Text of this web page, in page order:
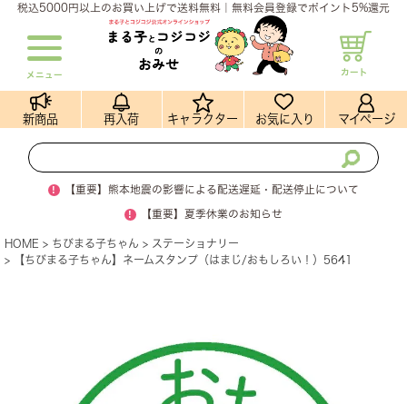
税込5000円以上のお買い上げで送料無料｜無料会員登録でポイント5%還元
メニュー カート
新商品 再入荷 キャラクター お気に入り マイページ
! 【重要】熊本地震の影響による配送遅延・配送停止について
! 【重要】夏季休業のお知らせ
HOME ちびまる子ちゃん
ステーショナリー
【ちびまる子ちゃん】ネームスタンプ（はまじ/おもしろい！）5641